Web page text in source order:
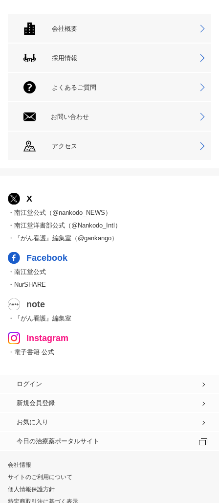
会社概要
採用情報
よくあるご質問
お問い合わせ
アクセス
X
・南江堂公式（@nankodo_NEWS）
・南江堂洋書部公式（@Nankodo_Intl）
・『がん看護』編集室（@gankango）
Facebook
・南江堂公式
・NurSHARE
note
・『がん看護』編集室
Instagram
・電子書籍 公式
ログイン
新規会員登録
お気に入り
今日の治療薬ポータルサイト
会社情報
サイトのご利用について
個人情報保護方針
特定商取引法に基づく表示